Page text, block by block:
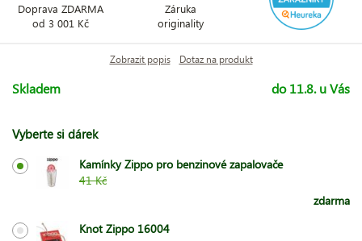
Doprava ZDARMA
od 3 001 Kč
Záruka
originality
Zobrazit popis Dotaz na produkt
Skladem do 11.8. u Vás
Vyberte si dárek
Kamínky Zippo pro benzinové zapalovače
41 Kč
zdarma
Knot Zippo 16004